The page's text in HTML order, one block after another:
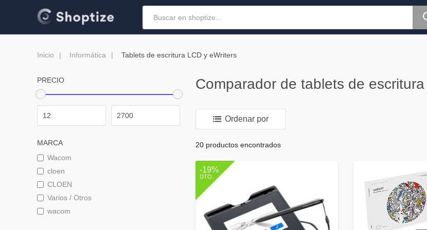
Inicio Informática Tablets de escritura LCD y eWriters
PRECIO
MARCA
Wacom
cloen
CLOEN
Varios / Otros
wacom
Comparador de tablets de
Ordenar por
20 productos encontrados
-19%
DTO.